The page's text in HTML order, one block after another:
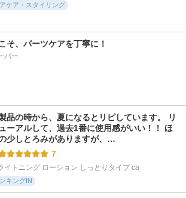
ケア・スタイリング
そ、パーツケアを丁寧に！
バー
品の時から、夏になるとリピしています。 リ
ーアルして、過去1番に使用感がいい！！ ほ
少しとろみがありますが、…
7
イトニング ローション しっとりタイプ ca
キングIN